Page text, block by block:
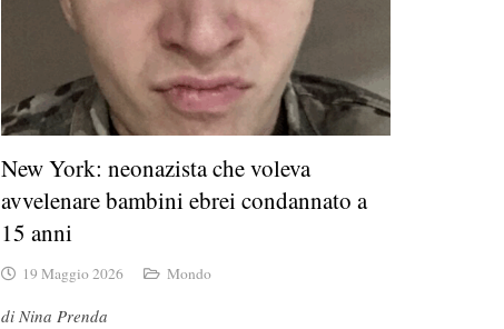
New York: neonazista che voleva
avvelenare bambini ebrei condannato a
15 anni
19 Maggio 2026 Mondo
di Nina Prenda